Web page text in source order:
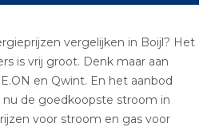
vergelijken in Boijl? Het
is vrij groot. Denk maar aan
en Qwint. En het aanbod
nu de goedkoopste stroom in
voor stroom en gas voor